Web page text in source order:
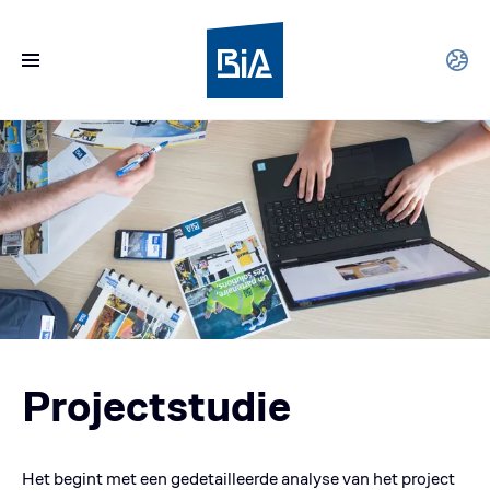
Projectstudie
Het begint met een gedetailleerde analyse van het project